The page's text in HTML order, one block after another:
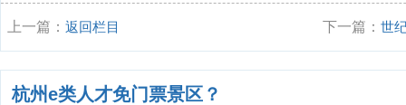
上一篇： 返回栏目 下一篇：世
杭州e类人才免门票景区？